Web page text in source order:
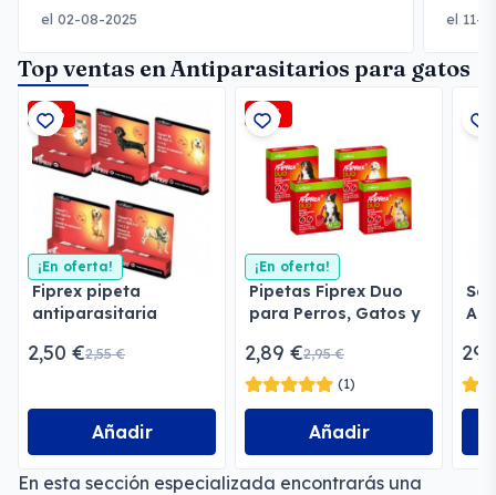
el 02-08-2025 el 11-
Top ventas en Antiparasitarios para gatos
-2%
¡En oferta!
Fiprex pipeta
antiparasitaria
2,50 €2,55 €
Añadir
-2%
¡En oferta!
Pipetas Fiprex Duo
para Perros, Gatos y
2,89 €2,95 €
(1)
Añadir
En esta sección especializada encontrarás una